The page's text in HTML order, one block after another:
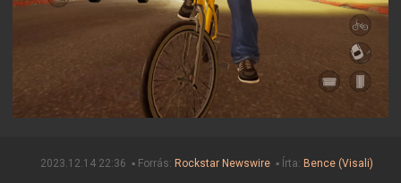
2023.12.14 22:36 ▪ Forrás: Rockstar Newswire ▪ Írta: Bence (Visali)